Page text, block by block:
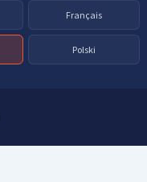
Français
Polski